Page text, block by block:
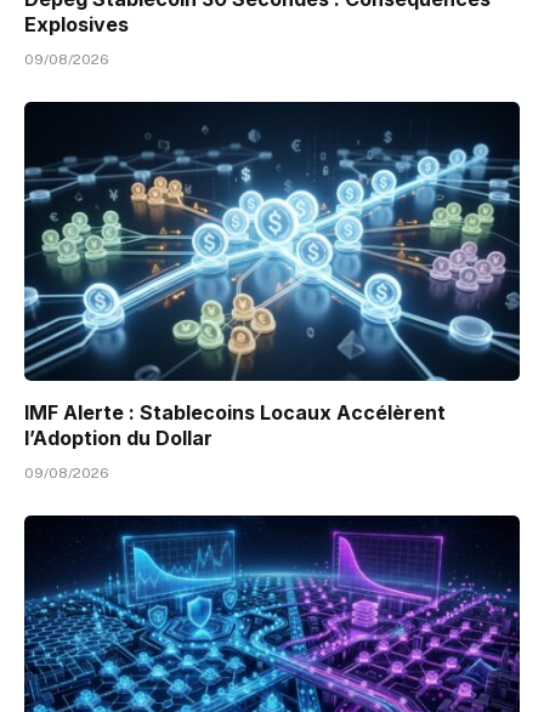
Explosives
09/08/2026
IMF Alerte : Stablecoins Locaux Accélèrent
l’Adoption du Dollar
09/08/2026